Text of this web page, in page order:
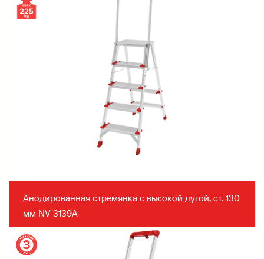
Анодированная стремянка с высокой дугой, ст. 130
мм NV 3139А